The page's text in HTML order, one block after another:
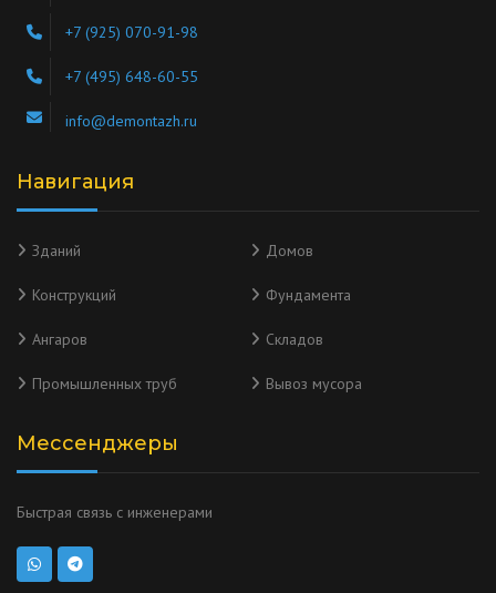
+7 (925) 070-91-98
+7 (495) 648-60-55
info@demontazh.ru
Навигация
Зданий Домов
Конструкций Фундамента
Ангаров Складов
Промышленных труб Вывоз мусора
Мессенджеры
Быстрая связь с инженерами